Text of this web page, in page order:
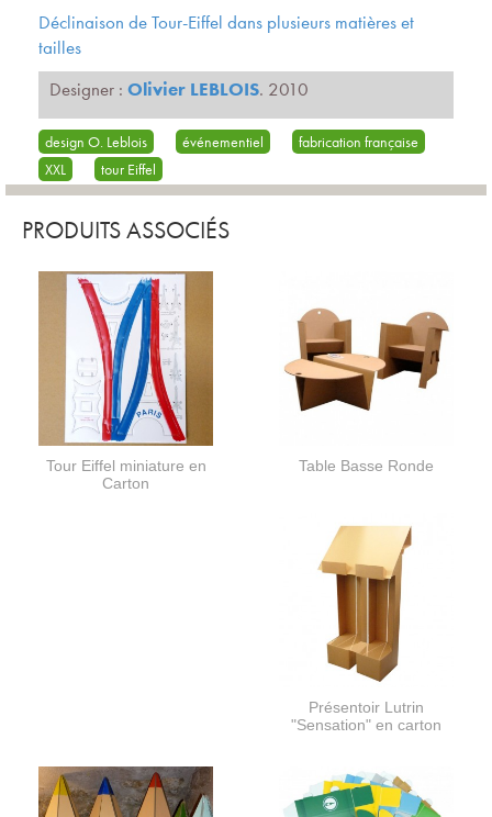
Déclinaison de Tour-Eiffel dans plusieurs matières et
tailles
Designer : Olivier LEBLOIS. 2010
design O. Leblois événementiel
fabrication française
XXL
tour Eiffel
PRODUITS ASSOCIÉS
Tour Eiffel miniature en
Carton
Table Basse Ronde
Présentoir Lutrin
"Sensation" en carton